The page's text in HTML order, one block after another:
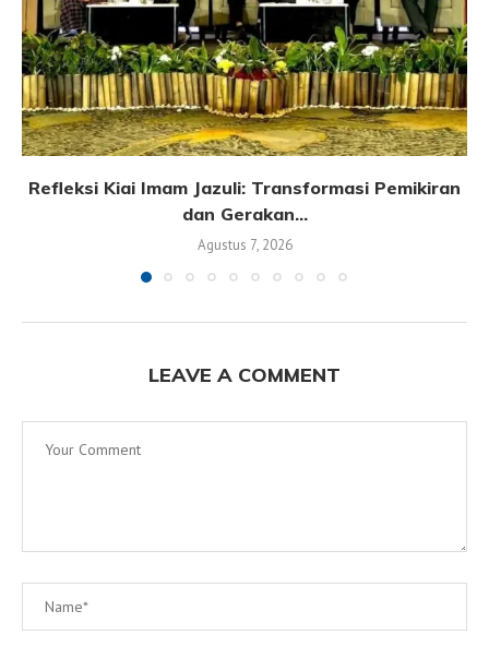
Refleksi Kiai Imam Jazuli: Transformasi Pemikiran
dan Gerakan...
Agustus 7, 2026
LEAVE A COMMENT